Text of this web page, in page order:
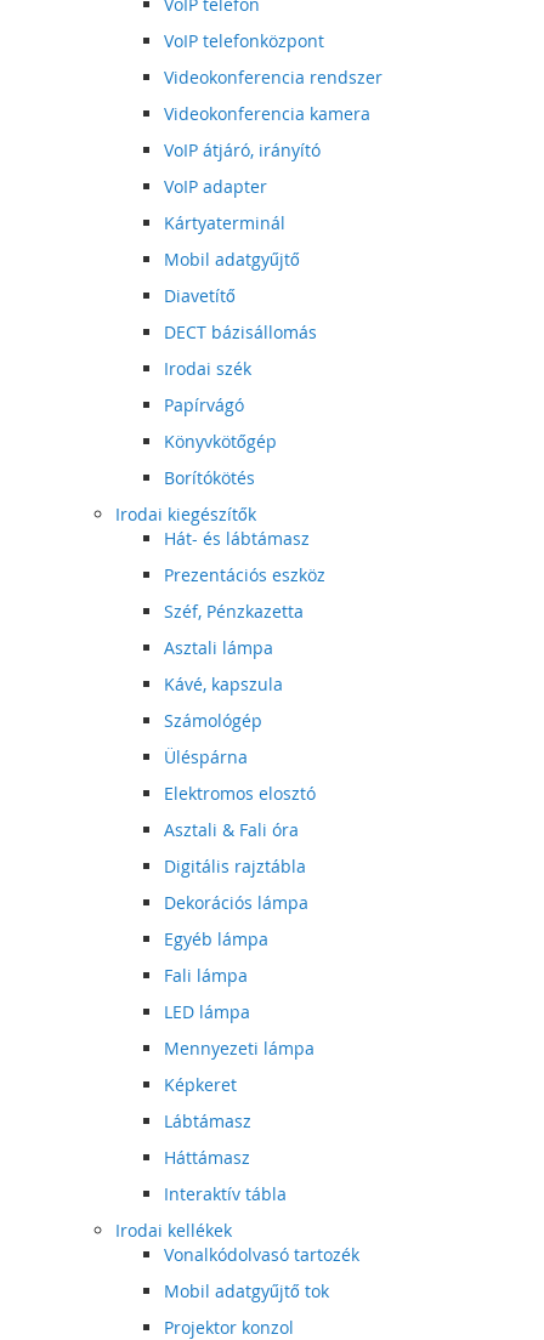
VoIP telefonközpont
Videokonferencia rendszer
Videokonferencia kamera
VoIP átjáró, irányító
VoIP adapter
Kártyaterminál
Mobil adatgyűjtő
Diavetítő
DECT bázisállomás
Irodai szék
Papírvágó
Könyvkötőgép
Borítókötés
Irodai kiegészítők
Hát- és lábtámasz
Prezentációs eszköz
Széf, Pénzkazetta
Asztali lámpa
Kávé, kapszula
Számológép
Üléspárna
Elektromos elosztó
Asztali & Fali óra
Digitális rajztábla
Dekorációs lámpa
Egyéb lámpa
Fali lámpa
LED lámpa
Mennyezeti lámpa
Képkeret
Lábtámasz
Háttámasz
Interaktív tábla
Irodai kellékek
Vonalkódolvasó tartozék
Mobil adatgyűjtő tok
Projektor konzol